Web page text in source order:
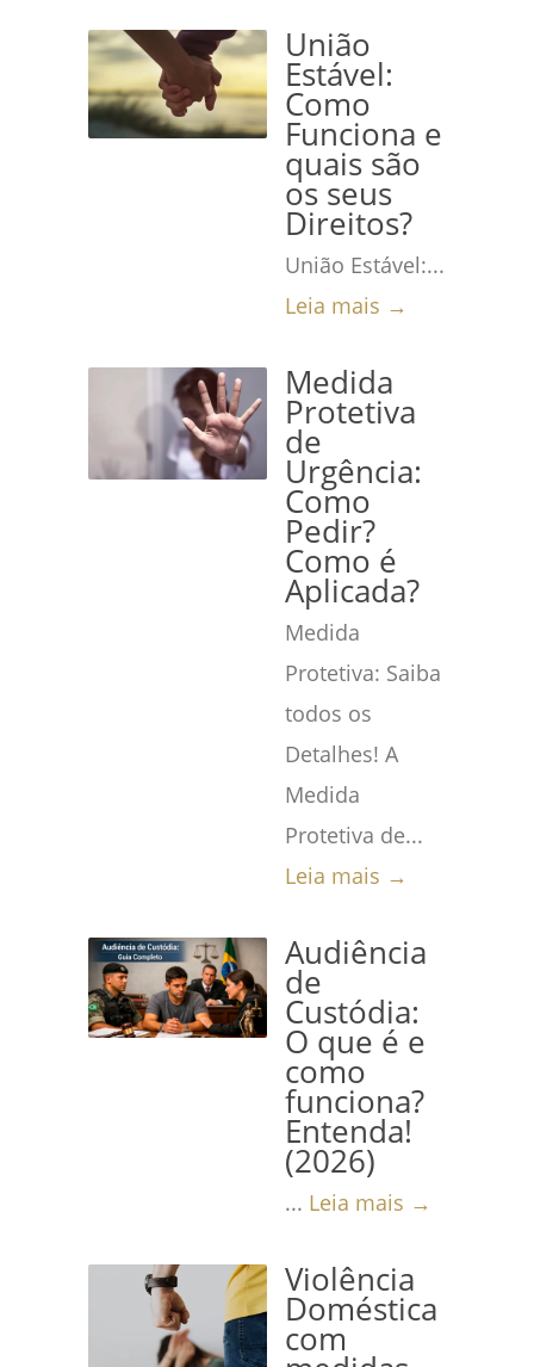
União
Estável:
Como
Funciona e
quais são
os seus
Direitos?
União Estável:...
Leia mais →
Medida
Protetiva
de
Urgência:
Como
Pedir?
Como é
Aplicada?
Medida
Protetiva: Saiba
todos os
Detalhes! A
Medida
Protetiva de...
Leia mais →
Audiência
de
Custódia:
O que é e
como
funciona?
Entenda!
(2026)
... Leia mais →
Violência
Doméstica
com